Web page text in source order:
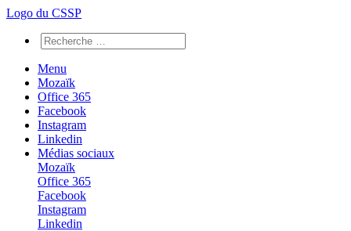
Logo du CSSP
Menu
Mozaïk
Office 365
Facebook
Instagram
Linkedin
Médias sociaux
Mozaïk
Office 365
Facebook
Instagram
Linkedin